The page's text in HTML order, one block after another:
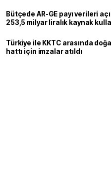
Bütçede AR-GE payı verileri
253,5 milyar liralık kaynak
Türkiye ile KKTC arasında
hattı için imzalar atıldı